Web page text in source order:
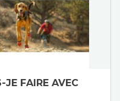
JE FAIRE AVEC